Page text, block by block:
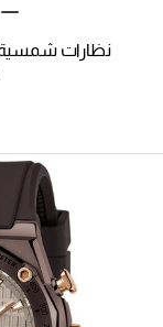
نظارات شمسية